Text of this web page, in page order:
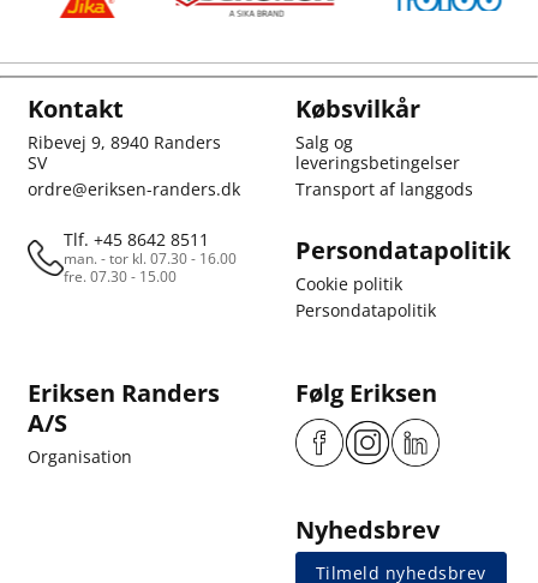
Kontakt
Ribevej 9, 8940 Randers
SV
ordre@eriksen-randers.dk
Tlf. +45 8642 8511
man. - tor kl. 07.30 - 16.00
fre. 07.30 - 15.00
Købsvilkår
Salg og
leveringsbetingelser
Transport af langgods
Persondatapolitik
Cookie politik
Persondatapolitik
Eriksen Randers
A/S
Organisation
Følg Eriksen
Nyhedsbrev
Tilmeld nyhedsbrev